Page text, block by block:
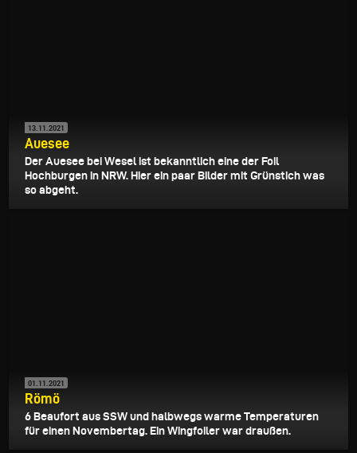
13.11.2021
Auesee
Der Auesee bei Wesel ist bekanntlich eine der Foil
Hochburgen in NRW. Hier ein paar Bilder mit Grünstich was
so abgeht.
01.11.2021
Römö
6 Beaufort aus SSW und halbwegs warme Temperaturen
für einen Novembertag. Ein Wingfoiler war draußen.